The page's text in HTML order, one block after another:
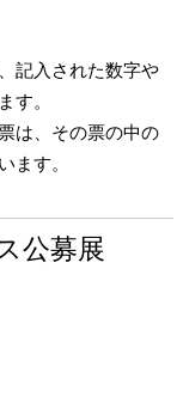
記入された数字や
す。
は、その票の中の
ます。
公募展